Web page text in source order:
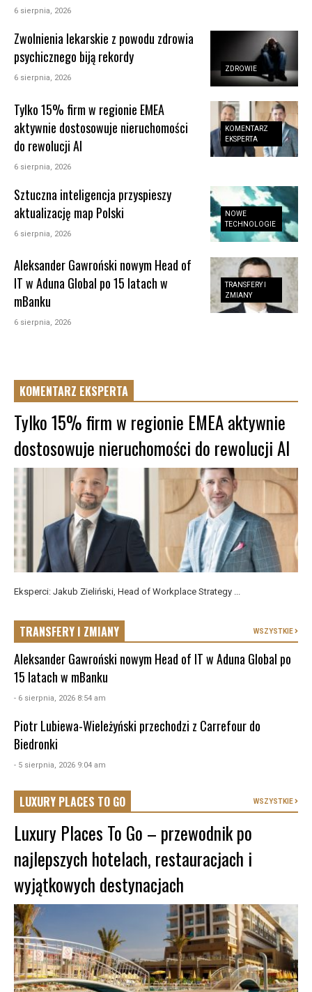
6 sierpnia, 2026
ZDROWIE
Zwolnienia lekarskie z powodu zdrowia
psychicznego biją rekordy
6 sierpnia, 2026
KOMENTARZ
EKSPERTA
Tylko 15% firm w regionie EMEA
aktywnie dostosowuje nieruchomości
do rewolucji AI
6 sierpnia, 2026
NOWE
TECHNOLOGIE
Sztuczna inteligencja przyspieszy
aktualizację map Polski
6 sierpnia, 2026
TRANSFERY I
ZMIANY
Aleksander Gawroński nowym Head of
IT w Aduna Global po 15 latach w
mBanku
6 sierpnia, 2026
KOMENTARZ EKSPERTA
Tylko 15% firm w regionie EMEA aktywnie
dostosowuje nieruchomości do rewolucji AI
Eksperci: Jakub Zieliński, Head of Workplace Strategy ...
TRANSFERY I ZMIANY WSZYSTKIE
Aleksander Gawroński nowym Head of IT w Aduna Global po
15 latach w mBanku
- 6 sierpnia, 2026 8:54 am
Piotr Lubiewa-Wieleżyński przechodzi z Carrefour do
Biedronki
- 5 sierpnia, 2026 9:04 am
LUXURY PLACES TO GO WSZYSTKIE
Luxury Places To Go – przewodnik po
najlepszych hotelach, restauracjach i
wyjątkowych destynacjach